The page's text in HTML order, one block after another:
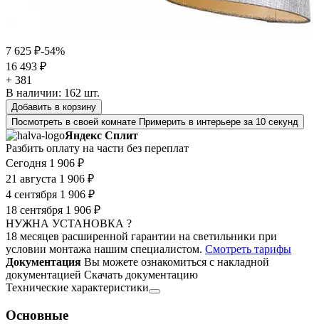
7 625 ₽-54%
16 493 ₽
+ 381
В наличии: 162 шт.
Добавить в корзину
Посмотреть в своей комнате Примерить в интерьере за 10 секунд
Яндекс Сплит
Разбить оплату на части без переплат
Сегодня 1 906 ₽
21 августа 1 906 ₽
4 сентября 1 906 ₽
18 сентября 1 906 ₽
НУЖНА УСТАНОВКА ?
18 месяцев расширенной гарантии на светильники при
условии монтажа нашим специалистом. Смотреть тарифы
Документация Вы можете ознакомиться с накладной
документацией Скачать документацию
Технические характеристики
Основные